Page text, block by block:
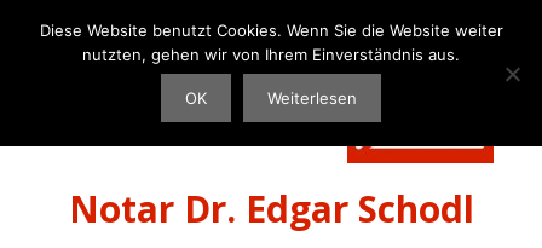
Inhalt
Notar Dr. Edgar Schodl
Diese Website benutzt Cookies. Wenn Sie die Website weiter
nutzten, gehen wir von Ihrem Einverständnis aus.
OK Weiterlesen